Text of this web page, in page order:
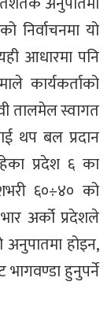
निर्वाचनमा यो
आधारमा पनि
कार्यकर्ताको
तालमेल स्वागत
थप बल प्रदान
प्रदेश ६ का
६०÷४० को
अर्को प्रदेशले
होइन,
हुनुपर्ने